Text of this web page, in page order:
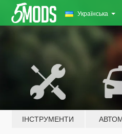
Українська
ІНСТРУМЕНТИ